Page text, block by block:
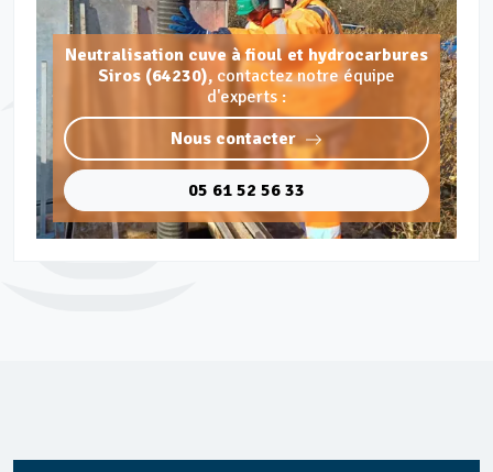
Neutralisation cuve à fioul et hydrocarbures
Siros (64230), contactez notre équipe
d'experts :
Nous contacter
05 61 52 56 33